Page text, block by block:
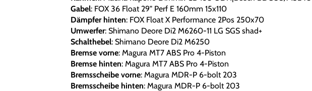
Gabel: FOX 36 Float 29" Perf E 160mm 15x110
Dämpfer hinten: FOX Float X Performance 2Pos 250x70
Umwerfer: Shimano Deore Di2 M6260-11 LG SGS shad+
Schalthebel: Shimano Deore Di2 M6250
Bremse vorne: Magura MT7 ABS Pro 4-Piston
Bremse hinten: Magura MT7 ABS Pro 4-Piston
Bremsscheibe vorne: Magura MDR-P 6-bolt 203
Bremsscheibe hinten: Magura MDR-P 6-bolt 203